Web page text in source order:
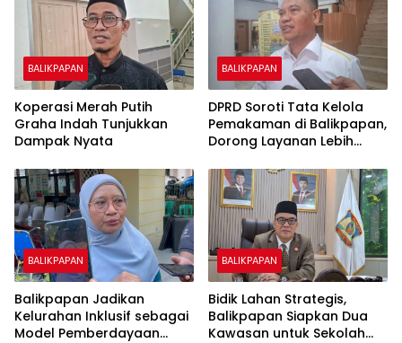
BALIKPAPAN
Koperasi Merah Putih
Graha Indah Tunjukkan
Dampak Nyata
BALIKPAPAN
DPRD Soroti Tata Kelola
Pemakaman di Balikpapan,
Dorong Layanan Lebih
Biaya Warga
BALIKPAPAN
Balikpapan Jadikan
Kelurahan Inklusif sebagai
Model Pemberdayaan
BALIKPAPAN
Bidik Lahan Strategis,
Balikpapan Siapkan Dua
Kawasan untuk Sekolah